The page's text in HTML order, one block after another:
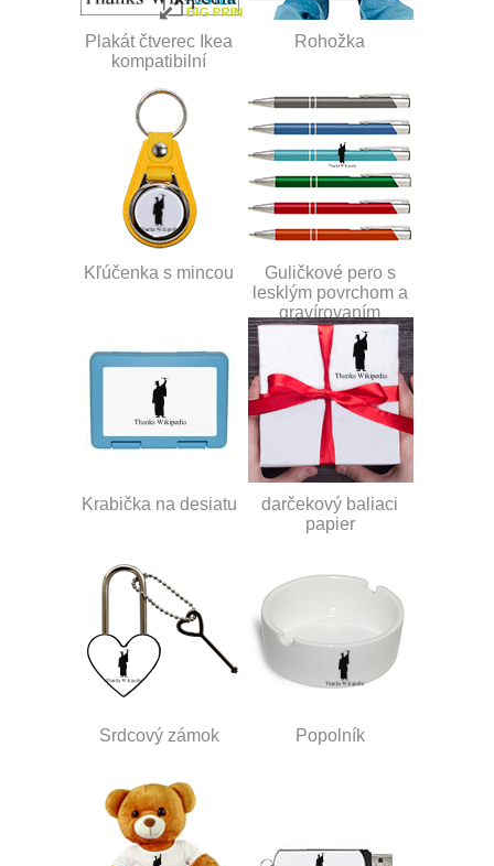
Plakát čtverec Ikea
kompatibilní
Rohožka
Kľúčenka s mincou
Guličkové pero s
lesklým povrchom a
gravírovaním
Krabička na desiatu
darčekový baliaci
papier
Srdcový zámok Popolník